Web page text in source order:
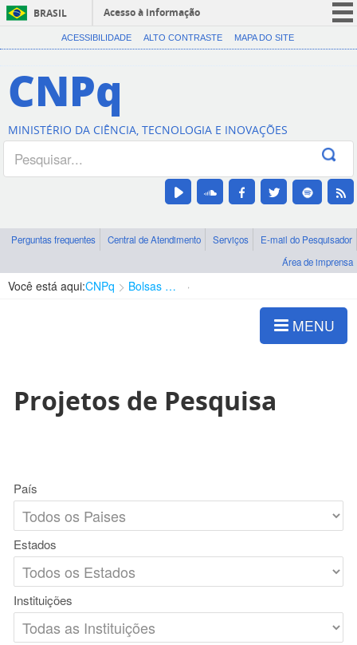
BRASIL
Acesso à informação
CORONAVÍRUS (COVID-19)
Canais
ACESSIBILIDADE ALTO CONTRASTE MAPA DO SITE
CNPq
MINISTÉRIO DA CIÊNCIA, TECNOLOGIA E INOVAÇÕES
Perguntas frequentes Central de Atendimento Serviços
E-mail do Pesquisador
Área de imprensa
Você está aqui:CNPq Bolsas e Auxílios Vigentes
MENU
Projetos de Pesquisa
País
Estados
Instituições